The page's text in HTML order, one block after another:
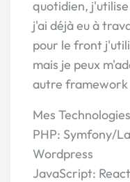
quotidien,
j'ai déjà eu à
pour le front
mais je peux
autre framework
Mes
PHP: Symfony/
Wordpress
JavaScript: